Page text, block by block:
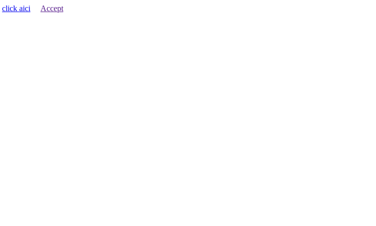
click aici Accept